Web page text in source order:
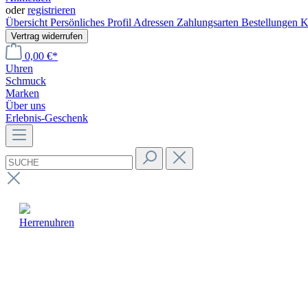
oderregistrieren
Übersicht Persönliches Profil Adressen Zahlungsarten Bestellungen
Vertrag widerrufen
0,00 €*
Uhren
Schmuck
Marken
Über uns
Erlebnis-Geschenk
Herrenuhren